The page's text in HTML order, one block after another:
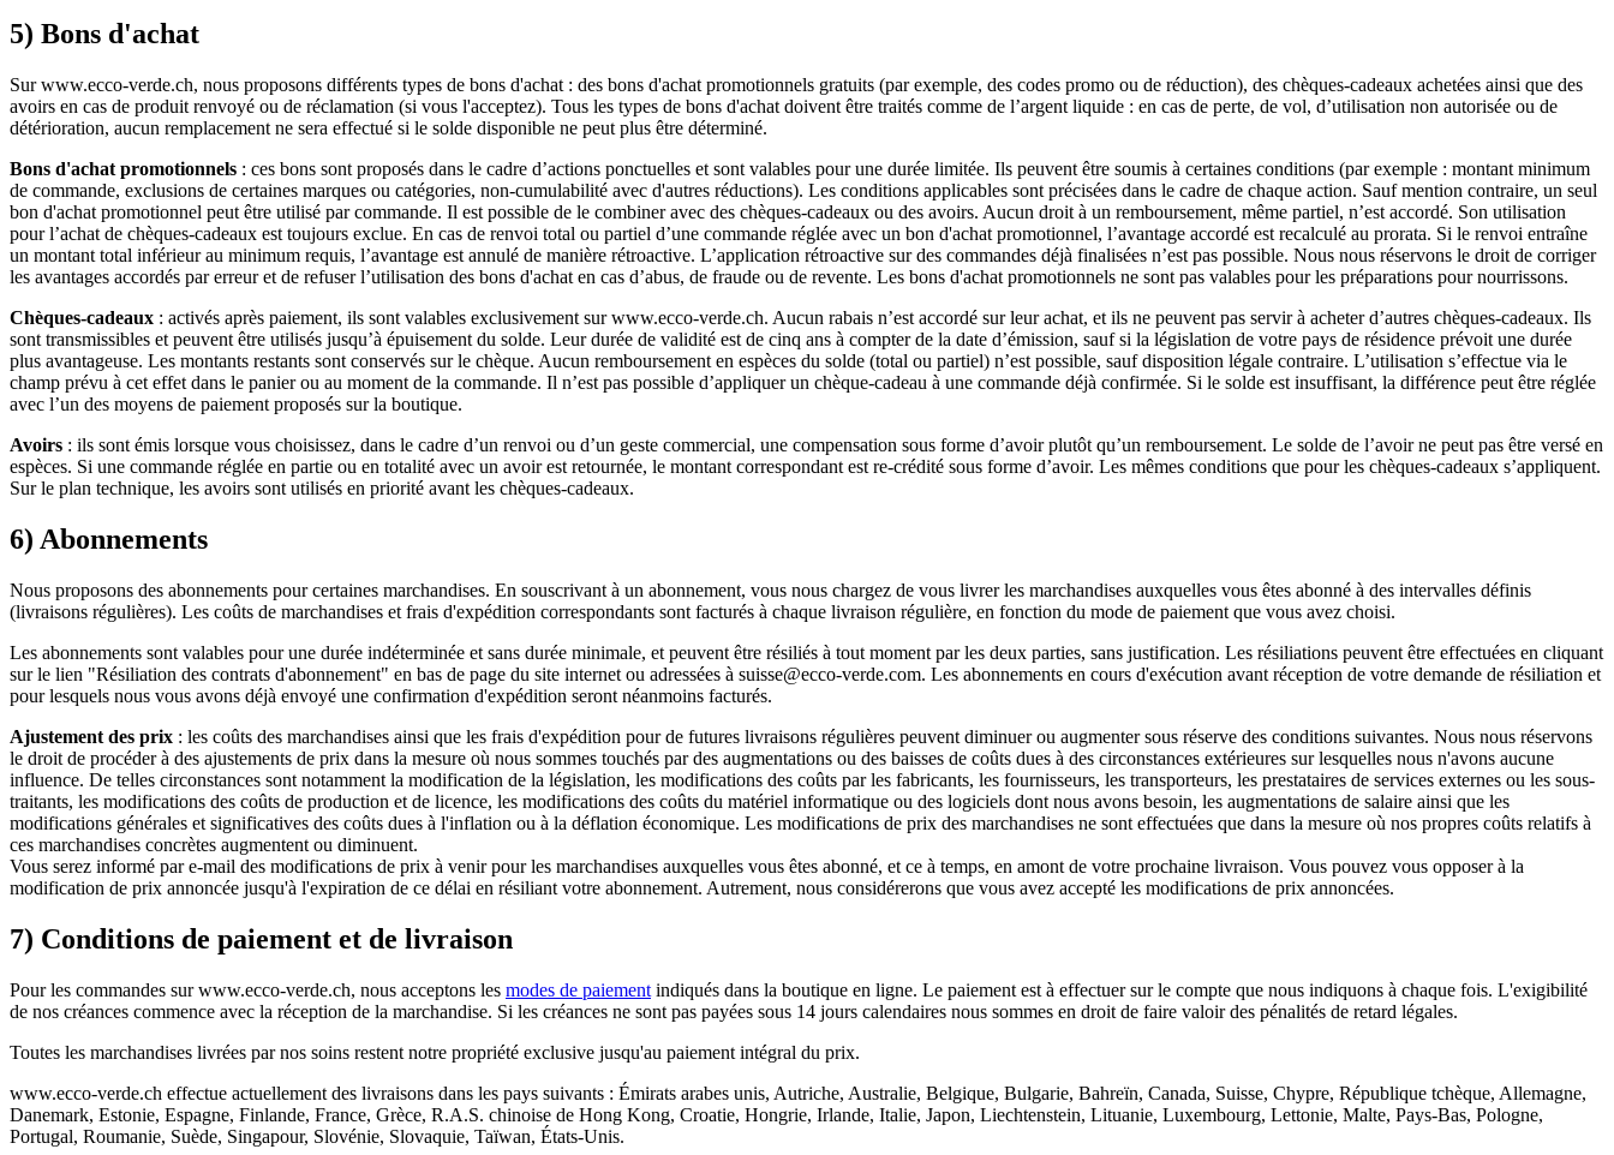
5) Bons d'achat
Sur www.ecco-verde.ch, nous proposons différents types de bons d'achat : des bons d'achat promotionnels gratuits (par exemple, des codes promo ou de réduction), des chèques-cadeaux achetées ainsi que des
avoirs en cas de produit renvoyé ou de réclamation (si vous l'acceptez). Tous les types de bons d'achat doivent être traités comme de l’argent liquide : en cas de perte, de vol, d’utilisation non autorisée ou de
détérioration, aucun remplacement ne sera effectué si le solde disponible ne peut plus être déterminé.
Bons d'achat promotionnels : ces bons sont proposés dans le cadre d’actions ponctuelles et sont valables pour une durée limitée. Ils peuvent être soumis à certaines conditions (par exemple : montant minimum
de commande, exclusions de certaines marques ou catégories, non-cumulabilité avec d'autres réductions). Les conditions applicables sont précisées dans le cadre de chaque action. Sauf mention contraire, un seul
bon d'achat promotionnel peut être utilisé par commande. Il est possible de le combiner avec des chèques-cadeaux ou des avoirs. Aucun droit à un remboursement, même partiel, n’est accordé. Son utilisation
pour l’achat de chèques-cadeaux est toujours exclue. En cas de renvoi total ou partiel d’une commande réglée avec un bon d'achat promotionnel, l’avantage accordé est recalculé au prorata. Si le renvoi entraîne
un montant total inférieur au minimum requis, l’avantage est annulé de manière rétroactive. L’application rétroactive sur des commandes déjà finalisées n’est pas possible. Nous nous réservons le droit de corriger
les avantages accordés par erreur et de refuser l’utilisation des bons d'achat en cas d’abus, de fraude ou de revente. Les bons d'achat promotionnels ne sont pas valables pour les préparations pour nourrissons.
Chèques-cadeaux : activés après paiement, ils sont valables exclusivement sur www.ecco-verde.ch. Aucun rabais n’est accordé sur leur achat, et ils ne peuvent pas servir à acheter d’autres chèques-cadeaux. Ils
sont transmissibles et peuvent être utilisés jusqu’à épuisement du solde. Leur durée de validité est de cinq ans à compter de la date d’émission, sauf si la législation de votre pays de résidence prévoit une durée
plus avantageuse. Les montants restants sont conservés sur le chèque. Aucun remboursement en espèces du solde (total ou partiel) n’est possible, sauf disposition légale contraire. L’utilisation s’effectue via le
champ prévu à cet effet dans le panier ou au moment de la commande. Il n’est pas possible d’appliquer un chèque-cadeau à une commande déjà confirmée. Si le solde est insuffisant, la différence peut être réglée
avec l’un des moyens de paiement proposés sur la boutique.
Avoirs : ils sont émis lorsque vous choisissez, dans le cadre d’un renvoi ou d’un geste commercial, une compensation sous forme d’avoir plutôt qu’un remboursement. Le solde de l’avoir ne peut pas être versé en
espèces. Si une commande réglée en partie ou en totalité avec un avoir est retournée, le montant correspondant est re-crédité sous forme d’avoir. Les mêmes conditions que pour les chèques-cadeaux s’appliquent.
Sur le plan technique, les avoirs sont utilisés en priorité avant les chèques-cadeaux.
6) Abonnements
Nous proposons des abonnements pour certaines marchandises. En souscrivant à un abonnement, vous nous chargez de vous livrer les marchandises auxquelles vous êtes abonné à des intervalles définis
(livraisons régulières). Les coûts de marchandises et frais d'expédition correspondants sont facturés à chaque livraison régulière, en fonction du mode de paiement que vous avez choisi.
Les abonnements sont valables pour une durée indéterminée et sans durée minimale, et peuvent être résiliés à tout moment par les deux parties, sans justification. Les résiliations peuvent être effectuées en cliquant
sur le lien "Résiliation des contrats d'abonnement" en bas de page du site internet ou adressées à suisse@ecco-verde.com. Les abonnements en cours d'exécution avant réception de votre demande de résiliation et
pour lesquels nous vous avons déjà envoyé une confirmation d'expédition seront néanmoins facturés.
Ajustement des prix : les coûts des marchandises ainsi que les frais d'expédition pour de futures livraisons régulières peuvent diminuer ou augmenter sous réserve des conditions suivantes. Nous nous réservons
le droit de procéder à des ajustements de prix dans la mesure où nous sommes touchés par des augmentations ou des baisses de coûts dues à des circonstances extérieures sur lesquelles nous n'avons aucune
influence. De telles circonstances sont notamment la modification de la législation, les modifications des coûts par les fabricants, les fournisseurs, les transporteurs, les prestataires de services externes ou les sous-
traitants, les modifications des coûts de production et de licence, les modifications des coûts du matériel informatique ou des logiciels dont nous avons besoin, les augmentations de salaire ainsi que les
modifications générales et significatives des coûts dues à l'inflation ou à la déflation économique. Les modifications de prix des marchandises ne sont effectuées que dans la mesure où nos propres coûts relatifs à
ces marchandises concrètes augmentent ou diminuent.
Vous serez informé par e-mail des modifications de prix à venir pour les marchandises auxquelles vous êtes abonné, et ce à temps, en amont de votre prochaine livraison. Vous pouvez vous opposer à la
modification de prix annoncée jusqu'à l'expiration de ce délai en résiliant votre abonnement. Autrement, nous considérerons que vous avez accepté les modifications de prix annoncées.
7) Conditions de paiement et de livraison
Pour les commandes sur www.ecco-verde.ch, nous acceptons les modes de paiement indiqués dans la boutique en ligne. Le paiement est à effectuer sur le compte que nous indiquons à chaque fois. L'exigibilité
de nos créances commence avec la réception de la marchandise. Si les créances ne sont pas payées sous 14 jours calendaires nous sommes en droit de faire valoir des pénalités de retard légales.
Toutes les marchandises livrées par nos soins restent notre propriété exclusive jusqu'au paiement intégral du prix.
www.ecco-verde.ch effectue actuellement des livraisons dans les pays suivants : Émirats arabes unis, Autriche, Australie, Belgique, Bulgarie, Bahreïn, Canada, Suisse, Chypre, République tchèque, Allemagne,
Danemark, Estonie, Espagne, Finlande, France, Grèce, R.A.S. chinoise de Hong Kong, Croatie, Hongrie, Irlande, Italie, Japon, Liechtenstein, Lituanie, Luxembourg, Lettonie, Malte, Pays-Bas, Pologne,
Portugal, Roumanie, Suède, Singapour, Slovénie, Slovaquie, Taïwan, États-Unis.